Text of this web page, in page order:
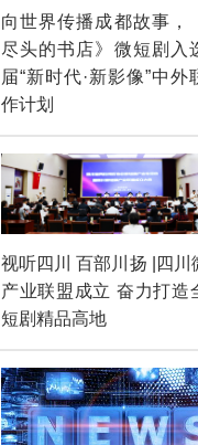
向世界传播成都故事，
尽头的书店》微短剧入
届“新时代·新影像”中外
作计划
视听四川 百部川扬 |四川
产业联盟成立 奋力打造
短剧精品高地